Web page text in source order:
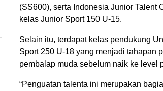
(SS600), serta Indonesia Junior Talent
kelas Junior Sport 150 U-15.
Selain itu, terdapat kelas pendukung
Sport 250 U-18 yang menjadi tahapan
pembalap muda sebelum naik ke level
“Penguatan talenta ini merupakan